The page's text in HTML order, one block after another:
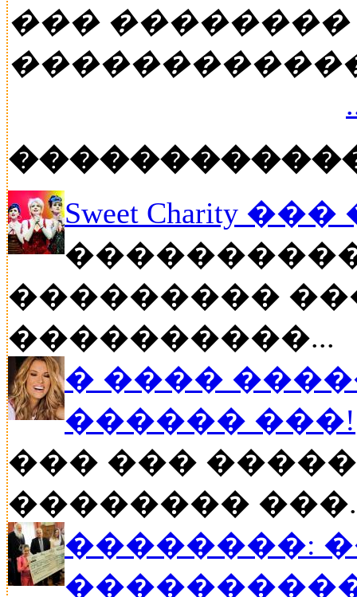
���
Sweet Charity
���������
����������...
� ����
������ ���!
��� ���
��������
��������: